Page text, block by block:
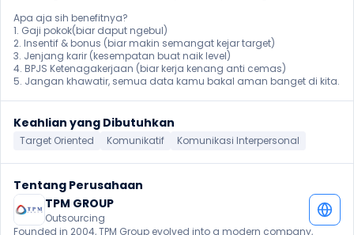
Apa aja sih benefitnya?
1. Gaji pokok(biar daput ngebul)
2. Insentif & bonus (biar makin semangat kejar target)
3. Jenjang karir (kesempatan buat naik level)
4. BPJS Ketenagakerjaan (biar kerja kenang anti cemas)
Keahlian yang Dibutuhkan
Target Oriented Komunikatif Komunikasi Interpersonal
Tentang Perusahaan
TPM GROUP
Outsourcing
Founded in 2004, TPM Group evolved into a modern company,